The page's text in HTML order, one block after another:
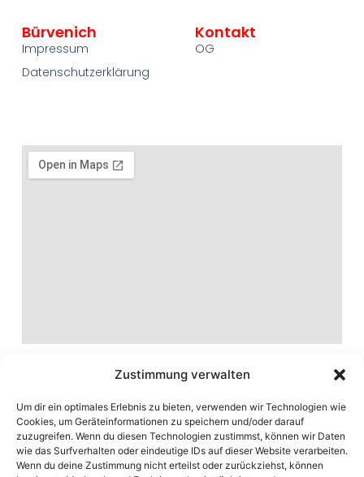
Zustimmung verwalten
Um dir ein optimales Erlebnis zu bieten, verwenden wir Technologien wie
Cookies, um Geräteinformationen zu speichern und/oder darauf
zuzugreifen. Wenn du diesen Technologien zustimmst, können wir Daten
wie das Surfverhalten oder eindeutige IDs auf dieser Website verarbeiten.
Wenn du deine Zustimmung nicht erteilst oder zurückziehst, können
Bürvenich
Impressum
Datenschutzerklärung
Kontakt
OG